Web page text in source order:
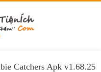
Catchers Apk v1.68.25